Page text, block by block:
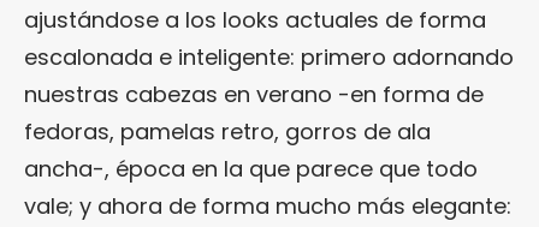
ajustándose a los looks actuales de forma
escalonada e inteligente: primero adornando
nuestras cabezas en verano -en forma de
fedoras, pamelas retro, gorros de ala
ancha-, época en la que parece que todo
vale; y ahora de forma mucho más elegante: